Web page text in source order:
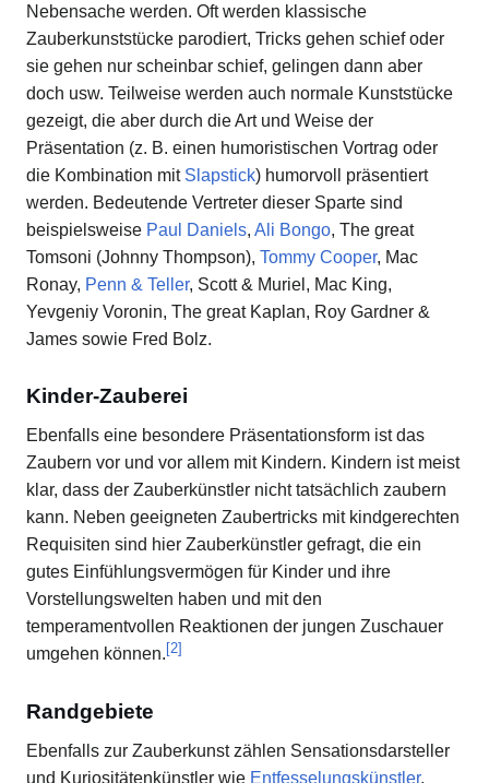
Nebensache werden. Oft werden klassische
Zauberkunststücke parodiert, Tricks gehen schief oder
sie gehen nur scheinbar schief, gelingen dann aber
doch usw. Teilweise werden auch normale Kunststücke
gezeigt, die aber durch die Art und Weise der
Präsentation (z. B. einen humoristischen Vortrag oder
die Kombination mit Slapstick) humorvoll präsentiert
werden. Bedeutende Vertreter dieser Sparte sind
beispielsweise Paul Daniels, Ali Bongo, The great
Tomsoni (Johnny Thompson), Tommy Cooper, Mac
Ronay, Penn & Teller, Scott & Muriel, Mac King,
Yevgeniy Voronin, The great Kaplan, Roy Gardner &
James sowie Fred Bolz.
Kinder-Zauberei
Ebenfalls eine besondere Präsentationsform ist das
Zaubern vor und vor allem mit Kindern. Kindern ist meist
klar, dass der Zauberkünstler nicht tatsächlich zaubern
kann. Neben geeigneten Zaubertricks mit kindgerechten
Requisiten sind hier Zauberkünstler gefragt, die ein
gutes Einfühlungsvermögen für Kinder und ihre
Vorstellungswelten haben und mit den
temperamentvollen Reaktionen der jungen Zuschauer
umgehen können. [2]
Randgebiete
Ebenfalls zur Zauberkunst zählen Sensationsdarsteller
und Kuriositätenkünstler wie Entfesselungskünstler,